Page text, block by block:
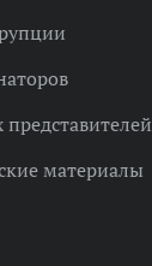
материалы